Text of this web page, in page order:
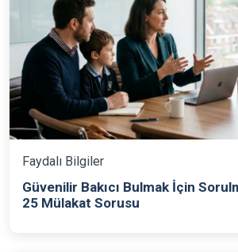
Faydalı Bilgiler
Güvenilir Bakıcı Bulmak İçin
25 Mülakat Sorusu